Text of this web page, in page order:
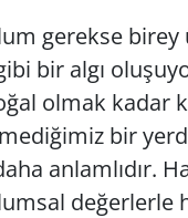
gerekse birey
bir algı
olmak kadar
bir
anlamlıdır.
değerlerle